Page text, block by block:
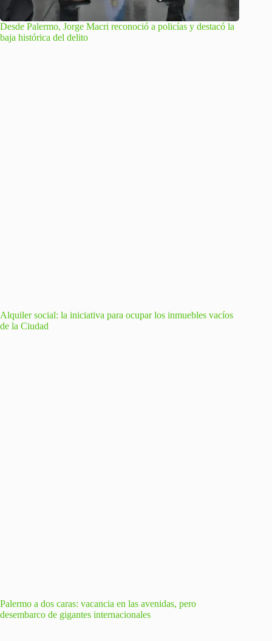
Desde Palermo, Jorge Macri reconoció a policías y destacó la
baja histórica del delito
Alquiler social: la iniciativa para ocupar los inmuebles vacíos
de la Ciudad
Palermo a dos caras: vacancia en las avenidas, pero
desembarco de gigantes internacionales